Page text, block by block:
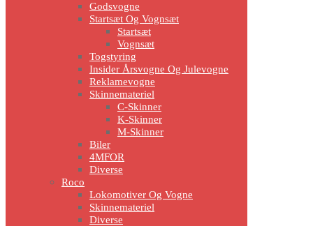
Godsvogne
Startsæt Og Vognsæt
Startsæt
Vognsæt
Togstyring
Insider Årsvogne Og Julevogne
Reklamevogne
Skinnemateriel
C-Skinner
K-Skinner
M-Skinner
Biler
4MFOR
Diverse
Roco
Lokomotiver Og Vogne
Skinnemateriel
Diverse